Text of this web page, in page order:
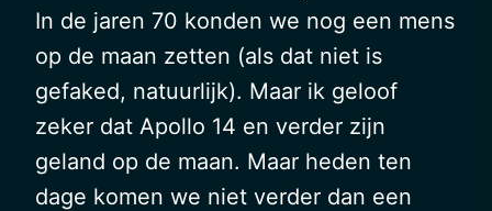
In de jaren 70 konden we nog een mens
op de maan zetten (als dat niet is
gefaked, natuurlijk). Maar ik geloof
zeker dat Apollo 14 en verder zijn
geland op de maan. Maar heden ten
dage komen we niet verder dan een